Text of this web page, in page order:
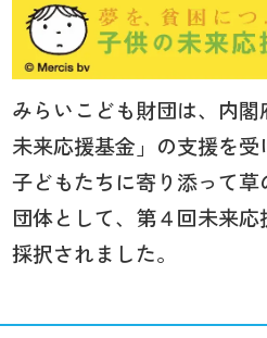
みらいこども財団は、内
未来応援基金」の支援を受
子どもたちに寄り添って
団体として、第４回未来
採択されました。